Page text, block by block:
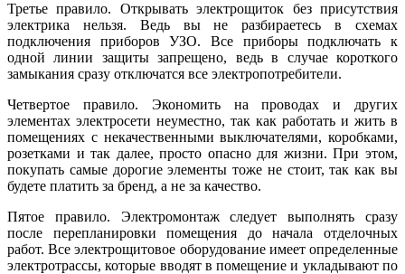
Третье правило. Открывать электрощиток без присутствия
электрика нельзя. Ведь вы не разбираетесь в схемах
подключения приборов УЗО. Все приборы подключать к
одной линии защиты запрещено, ведь в случае короткого
замыкания сразу отключатся все электропотребители.
Четвертое правило. Экономить на проводах и других
элементах электросети неуместно, так как работать и жить в
помещениях с некачественными выключателями, коробками,
розетками и так далее, просто опасно для жизни. При этом,
покупать самые дорогие элементы тоже не стоит, так как вы
будете платить за бренд, а не за качество.
Пятое правило. Электромонтаж следует выполнять сразу
после перепланировки помещения до начала отделочных
работ. Все электрощитовое оборудование имеет определенные
электротрассы, которые вводят в помещение и укладывают по